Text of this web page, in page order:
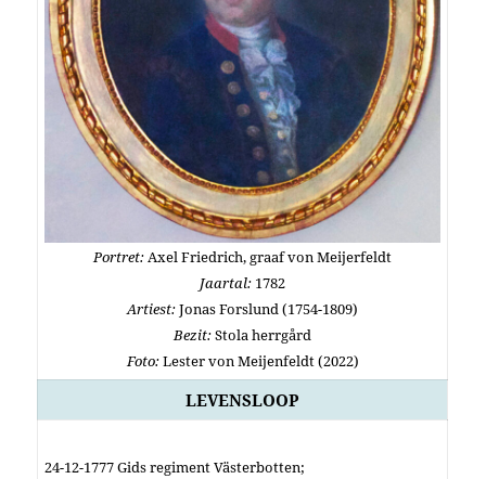
Portret:Axel Friedrich, graaf von Meijerfeldt
Jaartal: 1782
Artiest:Jonas Forslund (1754-1809)
Bezit:Stola herrgård
Foto:Lester von Meijenfeldt (2022)
LEVENSLOOP
24-12-1777 Gids regiment Västerbotten;